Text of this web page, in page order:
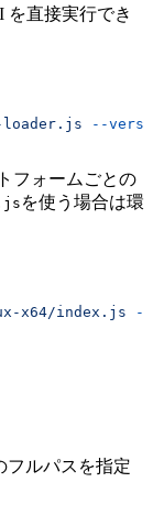
を直接実行でき
loader.js --
フォームごとの
を使う場合は環
x64/index.js --
フルパスを指定